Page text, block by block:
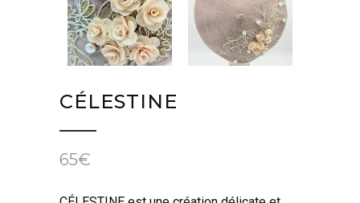
CÉLESTINE
65€